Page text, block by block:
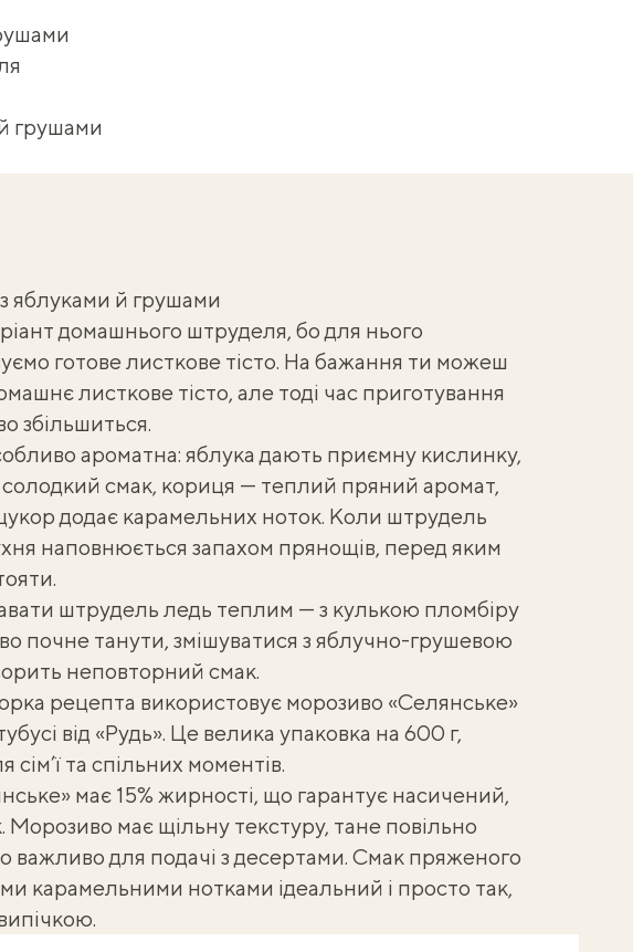
грушами
яблуками й грушами
домашнього штруделя, бо для нього
готове листкове тісто. На бажання ти можеш
листкове тісто, але тоді час приготування
збільшиться.
ароматна: яблука дають приємну кислинку,
солодкий смак, кориця — теплий пряний аромат,
додає карамельних ноток. Коли штрудель
наповнюється запахом прянощів, перед яким
штрудель ледь теплим — з кулькою пломбіру
почне танути, змішуватися з яблучно-грушевою
неповторний смак.
рецепта використовує морозиво «Селянське»
від «Рудь». Це велика упаковка на 600 г,
сім’ї та спільних моментів.
має 15% жирності, що гарантує насичений,
Морозиво має щільну текстуру, тане повільно
важливо для подачі з десертами. Смак пряженого
карамельними нотками ідеальний і просто так,
випічкою.